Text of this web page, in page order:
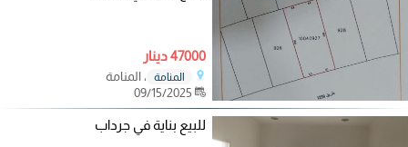
47000 دينار
المنامة
، المنامة
للبيع بناية في جرداب